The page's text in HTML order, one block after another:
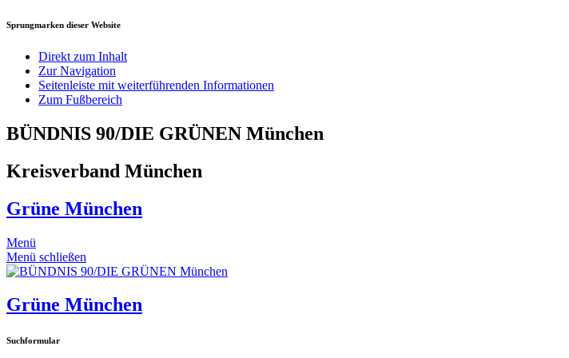
Sprungmarken dieser Website
Direkt zum Inhalt
Zur Navigation
Seitenleiste mit weiterführenden Informationen
Zum Fußbereich
BÜNDNIS 90/DIE GRÜNEN München
Kreisverband München
Grüne München
Menü
Menü schließen
Grüne München
Suchformular